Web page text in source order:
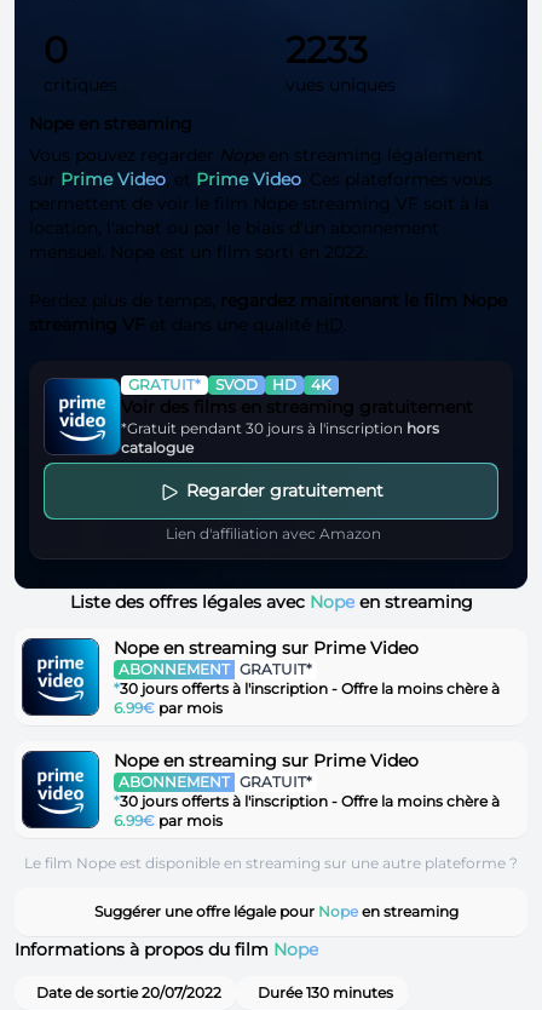
0
critiques
2233
vues uniques
Nope en streaming
Vous pouvez regarder Nopeen streaming légalement
sur Prime Video, et Prime Video. Ces plateformes vous
permettent de voir le film Nope streaming VF soit à la
location, l'achat ou par le biais d'un abonnement
mensuel. Nope est un film sorti en 2022.
Perdez plus de temps, regardez maintenant le film Nope
streaming VF et dans une qualité HD.
GRATUIT* SVOD HD 4K
Voir des films en streaming gratuitement
*Gratuit pendant 30 jours à l'inscription hors
catalogue
Regarder gratuitement
Lien d'affiliation avec Amazon
Liste des offres légales avec Nopeen streaming
Nope en streaming sur Prime Video
ABONNEMENT GRATUIT*
*30 jours offerts à l'inscription - Offre la moins chère à
6.99€ par mois
Nope en streaming sur Prime Video
ABONNEMENT GRATUIT*
*30 jours offerts à l'inscription - Offre la moins chère à
6.99€ par mois
Le film Nope est disponible en streaming sur une autre plateforme ?
Suggérer une offre légale pour Nopeen streaming
Informations à propos du film Nope
Date de sortie 20/07/2022 Durée 130 minutes